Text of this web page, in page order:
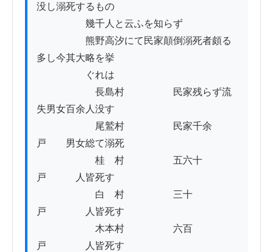
没し溺死するもの
幾千人と云ふを知らず
熊野高汐にて民家顛倒溺死者頗る
多し今其大略を挙
ぐれは
長島村　　　　　民家残らず流
失男女百余人没す
尾鷲村　　　　　民家千余
戸　　男女総て溺死
桂　村　　　　　五六十
戸　　　人皆死す
白　村　　　　　三十
戸　　　　人皆死す
木本村　　　　　六百
戸　　　　人皆死す